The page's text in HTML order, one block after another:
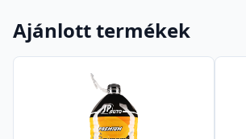
Ajánlott termékek